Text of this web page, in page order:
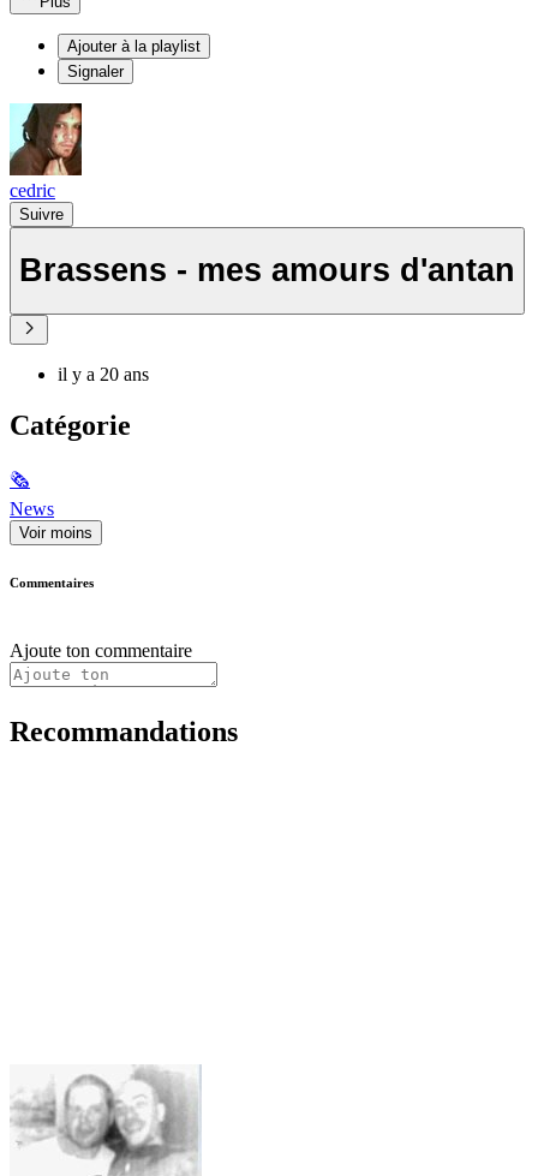
Ajouter à la playlist
Signaler
cedric
Suivre
Brassens - mes amours d'antan
il y a 20 ans
Catégorie
🗞
News
Voir moins
Commentaires
Ajoute ton commentaire
Recommandations